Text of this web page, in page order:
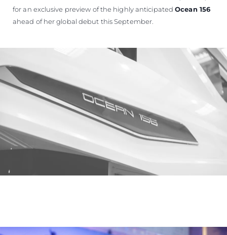
for an exclusive preview of the highly anticipatedOcean 156
ahead of her global debut this September.